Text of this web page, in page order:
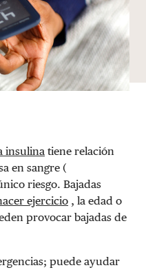
insulina tiene relación
en sangre (
riesgo. Bajadas
ejercicio , la edad o
provocar bajadas de
puede ayudar